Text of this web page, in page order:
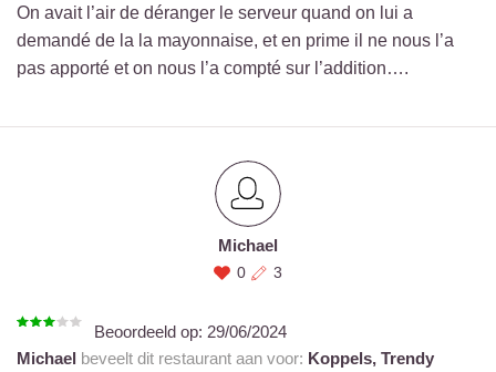
On avait l’air de déranger le serveur quand on lui a
demandé de la la mayonnaise, et en prime il ne nous l’a
pas apporté et on nous l’a compté sur l’addition….
Michael
0 3
Beoordeeld op: 29/06/2024
Michael beveelt dit restaurant aan voor: Koppels, Trendy